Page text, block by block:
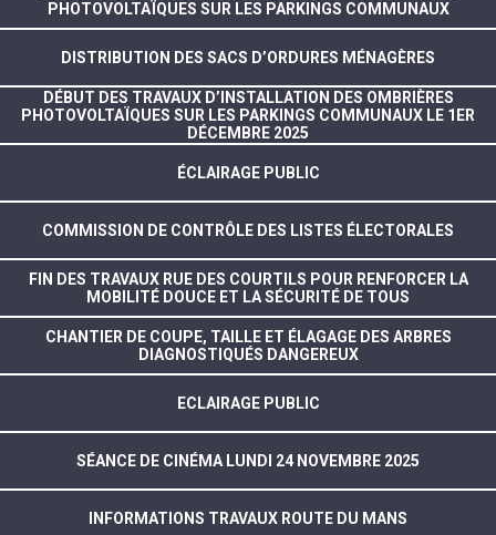
PHOTOVOLTAÏQUES SUR LES PARKINGS COMMUNAUX
DISTRIBUTION DES SACS D’ORDURES MÉNAGÈRES
DÉBUT DES TRAVAUX D’INSTALLATION DES OMBRIÈRES
PHOTOVOLTAÏQUES SUR LES PARKINGS COMMUNAUX LE 1ER
DÉCEMBRE 2025
ÉCLAIRAGE PUBLIC
COMMISSION DE CONTRÔLE DES LISTES ÉLECTORALES
FIN DES TRAVAUX RUE DES COURTILS POUR RENFORCER LA
MOBILITÉ DOUCE ET LA SÉCURITÉ DE TOUS
CHANTIER DE COUPE, TAILLE ET ÉLAGAGE DES ARBRES
DIAGNOSTIQUÉS DANGEREUX
ECLAIRAGE PUBLIC
SÉANCE DE CINÉMA LUNDI 24 NOVEMBRE 2025
INFORMATIONS TRAVAUX ROUTE DU MANS